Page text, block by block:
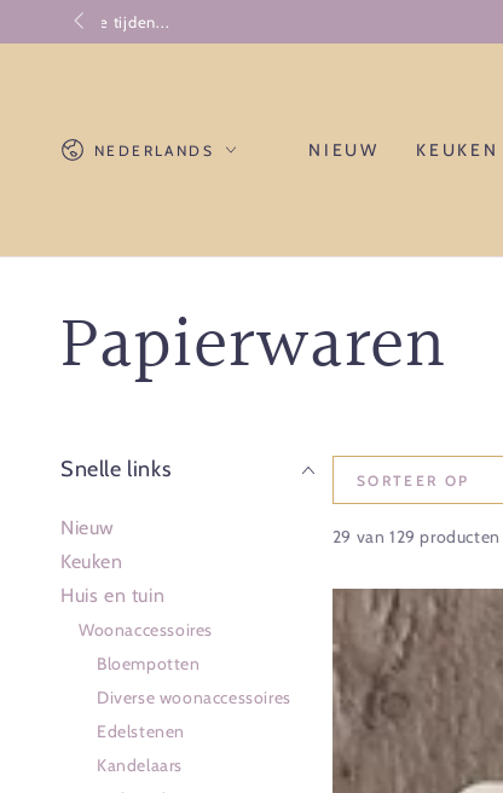
GA NAAR
CONTENT
Taal NEDERLANDS NIEUW KEUKEN
Collectie:
Papierwaren
Snelle links
Nieuw
Keuken
Huis en tuin
Woonaccessoires
Bloempotten
Diverse woonaccessoires
Edelstenen
Kandelaars
SORTEER OP
29 van 129 producten
Antieke
illustratie
dagkoekoeksbloem